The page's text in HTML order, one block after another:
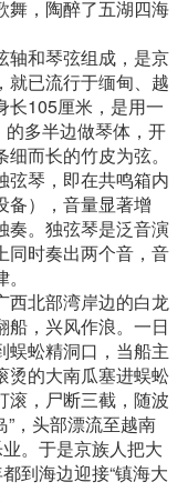
舞，陶醉了五湖四海
轴和琴弦组成，是京
就已流行于缅甸、越
长105厘米，是用一
多半边做琴体，开
而长的竹皮为弦。
弦琴，即在共鸣箱内
备），音量显著增
奏。独弦琴是泛音演
同时奏出两个音，音
西北部湾岸边的白龙
船，兴风作浪。一日
蜈蚣精洞口，当船主
烫的大南瓜塞进蜈蚣
滚，尸断三截，随波
，头部漂流至越南
。于是京族人把大
到海边迎接“镇海大